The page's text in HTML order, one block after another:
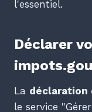
l'essentiel.
Déclarer
La déclaration
le service